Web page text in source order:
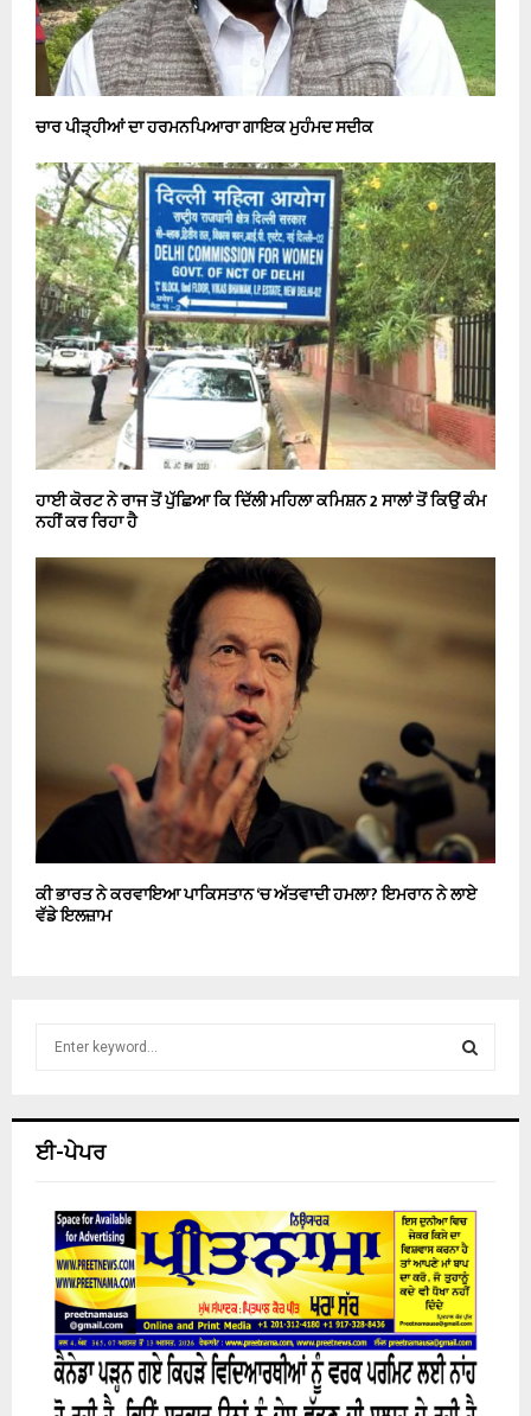
ਚਾਰ ਪੀੜ੍ਹੀਆਂ ਦਾ ਹਰਮਨਪਿਆਰਾ ਗਾਇਕ ਮੁਹੰਮਦ ਸਦੀਕ
ਹਾਈ ਕੋਰਟ ਨੇ ਰਾਜ ਤੋਂ ਪੁੱਛਿਆ ਕਿ ਦਿੱਲੀ ਮਹਿਲਾ ਕਮਿਸ਼ਨ 2 ਸਾਲਾਂ ਤੋਂ ਕਿਉਂ ਕੰਮ
ਨਹੀਂ ਕਰ ਰਿਹਾ ਹੈ
ਕੀ ਭਾਰਤ ਨੇ ਕਰਵਾਇਆ ਪਾਕਿਸਤਾਨ ‘ਚ ਅੱਤਵਾਦੀ ਹਮਲਾ? ਇਮਰਾਨ ਨੇ ਲਾਏ
ਵੱਡੇ ਇਲਜ਼ਾਮ
h
R
C
H
ਈ-ਪੇਪਰ